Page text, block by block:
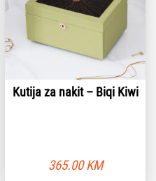
Kutija za nakit – Biqi Kiwi
365.00KM